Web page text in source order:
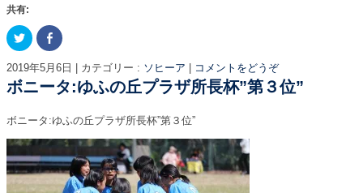
共有:
ク
リ
ク
し
て
T
t
e
r
で
共
有
F
a
e
b
o
o
で
共
す
る
に
は
ク
2019年5月6日 カテゴリー : ソヒーア コメントをどうぞ
ボニータ:ゆふの丘プラザ所長杯”第３位”
ボニータ:ゆふの丘プラザ所長杯”第３位”